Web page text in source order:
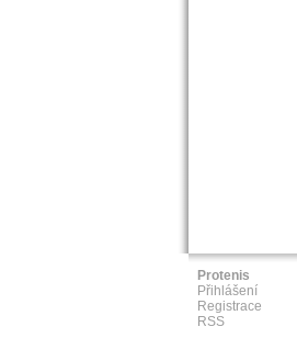
Protenis
Přihlášení
Registrace
RSS